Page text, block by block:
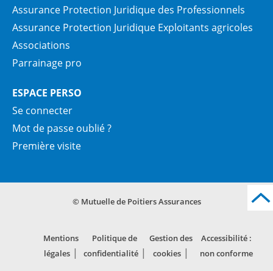
Assurance Protection Juridique des Professionnels
Assurance Protection Juridique Exploitants agricoles
Associations
Parrainage pro
ESPACE PERSO
Se connecter
Mot de passe oublié ?
Première visite
© Mutuelle de Poitiers Assurances
Mentions
légales
Politique de
confidentialité
Gestion des
cookies
Accessibilité :
non conforme